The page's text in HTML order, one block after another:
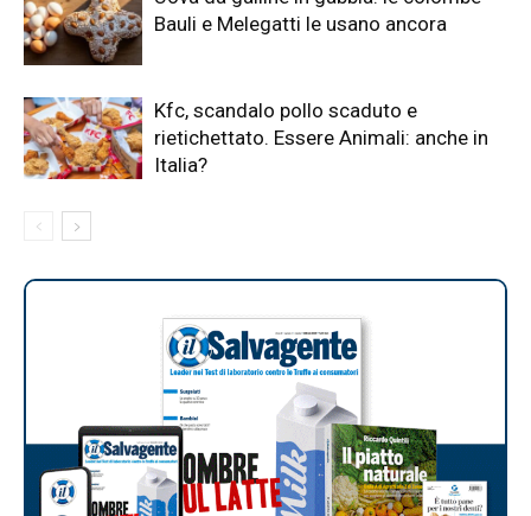
Bauli e Melegatti le usano ancora
Kfc, scandalo pollo scaduto e
rietichettato. Essere Animali: anche in
Italia?